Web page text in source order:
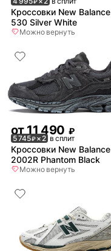
₽
Кроссовки New Balance
530 Silver White
Можно вернуть
от 11 490 ₽
5 745₽× 2 в сплит
Кроссовки New Balance
2002R Phantom Black
Можно вернуть